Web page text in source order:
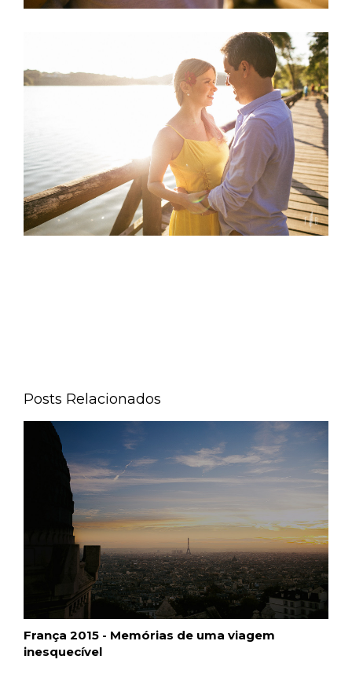
Posts Relacionados
França 2015 - Memórias de uma viagem
inesquecível